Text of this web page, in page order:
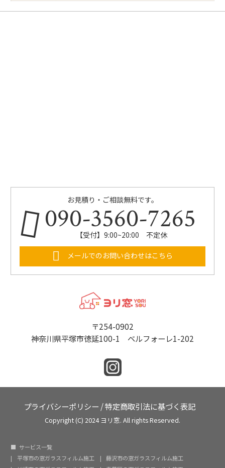
お見積り・ご相談無料です。
090-3560-7265
【受付】9:00~20:00 不定休
メールでのお問い合わせはこちら
〒254-0902
神奈川県平塚市徳延100-1 ベルフォーレ1-202
プライバシーポリシー /特定商取引法に基づく表記
Copyright (C) 2024 ヨリ窓. All rights Reserved.
サービス一覧
平塚市の窓ガラスフィルム施工
藤沢市の窓ガラスフィルム施工